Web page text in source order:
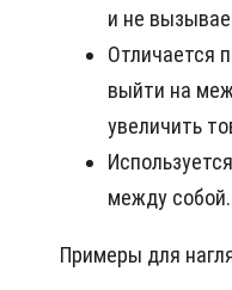
и не
Отличается
выйти на
увеличить
между собой.
Примеры для